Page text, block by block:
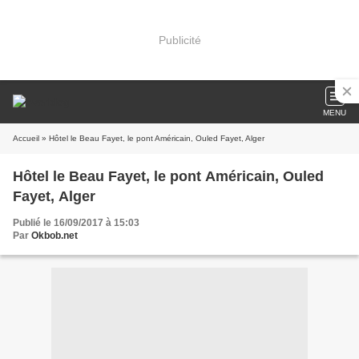
Publicité
MENU
Accueil » Hôtel le Beau Fayet, le pont Américain, Ouled Fayet, Alger
Hôtel le Beau Fayet, le pont Américain, Ouled
Fayet, Alger
Publié le 16/09/2017 à 15:03
Par Okbob.net